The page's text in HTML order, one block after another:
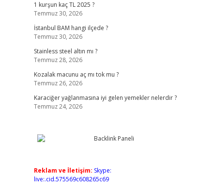
1 kurşun kaç TL 2025 ?
Temmuz 30, 2026
İstanbul BAM hangi ilçede ?
Temmuz 30, 2026
Stainless steel altın mı ?
Temmuz 28, 2026
Kozalak macunu aç mı tok mu ?
Temmuz 26, 2026
Karaciğer yağlanmasına iyi gelen yemekler nelerdir ?
Temmuz 24, 2026
Reklam ve İletişim: Skype:
live:.cid.575569c608265c69